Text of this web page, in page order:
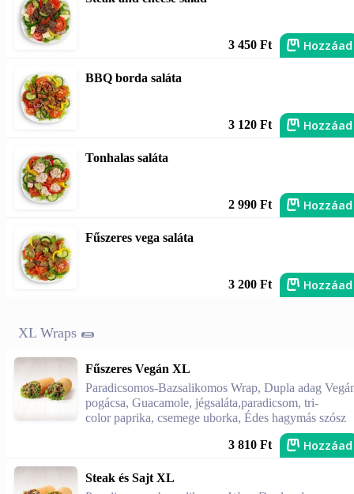
3 450 Ft Hozzáad
BBQ borda saláta
3 120 Ft Hozzáad
Tonhalas saláta
2 990 Ft Hozzáad
Fűszeres vega saláta
3 200 Ft Hozzáad
XL Wraps 🌯
Fűszeres Vegán XL
Paradicsomos-Bazsalikomos Wrap, Dupla adag
pogácsa, Guacamole, jégsaláta,paradicsom, tri-
color paprika, csemege uborka, Édes hagymás szósz
3 810 Ft Hozzáad
Steak és Sajt XL